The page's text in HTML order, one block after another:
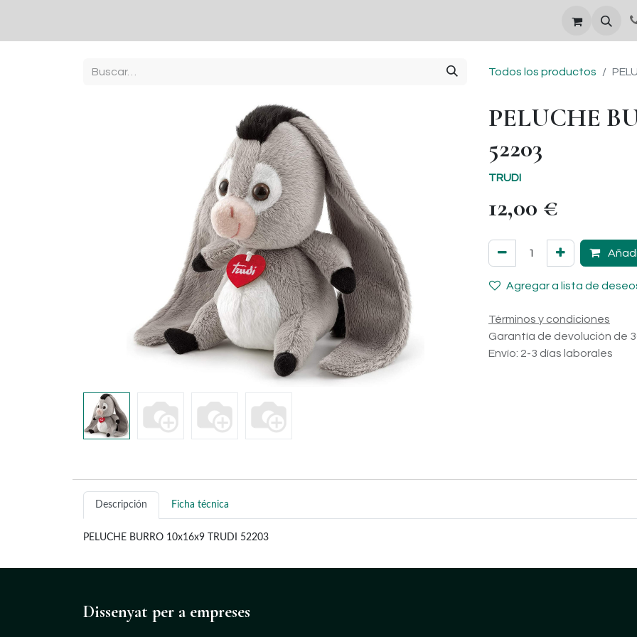
Todos los productos
PELUCHE
52203
TRUDI
12,00 €
Agregar a lista de
Términos y condiciones
Garantía de devolución de
Envío: 2-3 días laborales
Descripción Ficha técnica
PELUCHE BURRO 10x16x9 TRUDI 52203
Dissenyat per a empreses